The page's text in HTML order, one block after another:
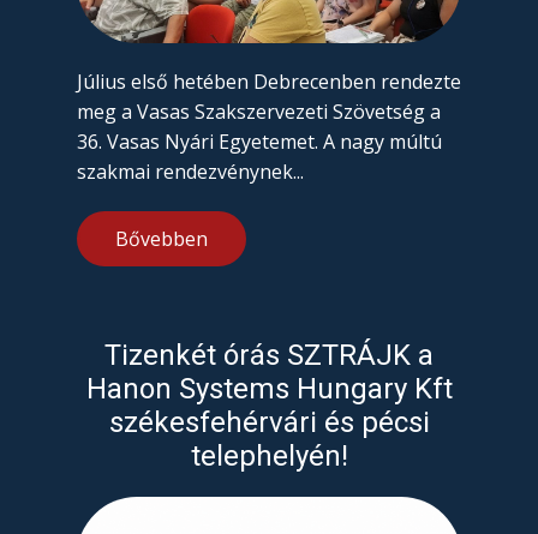
Július első hetében Debrecenben rendezte
meg a Vasas Szakszervezeti Szövetség a
36. Vasas Nyári Egyetemet. A nagy múltú
szakmai rendezvénynek...
Bővebben
Tizenkét órás SZTRÁJK a
Hanon Systems Hungary Kft
székesfehérvári és pécsi
telephelyén!